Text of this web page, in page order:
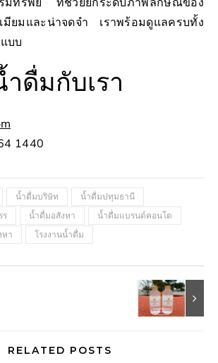
ยมและน่าจดจำ เราพร้อมดูแลครบทั้ง
บบ
ดื่มกับเรา
1440
น้ำดื่มบริษัท
น้ำดื่มปทุมธานี
ร
น้ำดื่มอสังหา
น้ำดื่มแบรนด์คอนโด
หา
โรงงานน้ำดื่ม
RELATED POSTS